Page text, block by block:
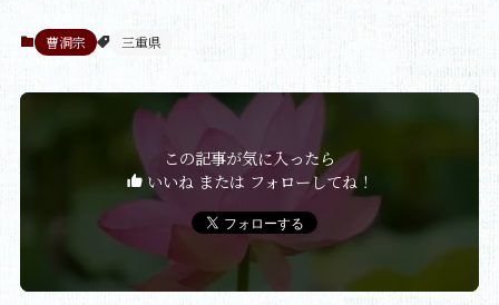
曹洞宗 三重県
この記事が気に入ったら
いいね または フォローしてね！